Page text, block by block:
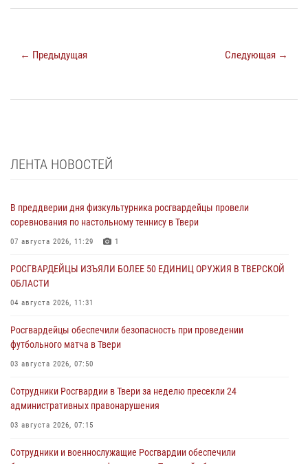
← Предыдущая Следующая →
ЛЕНТА НОВОСТЕЙ
В преддверии дня физкультурника росгвардейцы провели
соревнования по настольному теннису в Твери
07 августа 2026, 11:29 1
РОСГВАРДЕЙЦЫ ИЗЪЯЛИ БОЛЕЕ 50 ЕДИНИЦ ОРУЖИЯ В ТВЕРСКОЙ
ОБЛАСТИ
04 августа 2026, 11:31
Росгвардейцы обеспечили безопасность при проведении
футбольного матча в Твери
03 августа 2026, 07:50
Сотрудники Росгвардии в Твери за неделю пресекли 24
административных правонарушения
03 августа 2026, 07:15
Сотрудники и военнослужащие Росгвардии обеспечили